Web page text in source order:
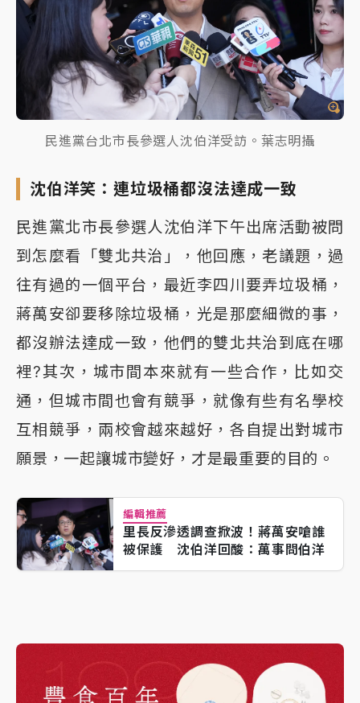
民進黨台北市長參選人沈伯洋受訪。葉志明攝
沈伯洋笑：連垃圾桶都沒法達成一致
民進黨北市長參選人沈伯洋下午出席活動被問
到怎麼看「雙北共治」，他回應，老議題，過
往有過的一個平台，最近李四川要弄垃圾桶，
蔣萬安卻要移除垃圾桶，光是那麼細微的事，
都沒辦法達成一致，他們的雙北共治到底在哪
裡?其次，城市間本來就有一些合作，比如交
通，但城市間也會有競爭，就像有些有名學校
互相競爭，兩校會越來越好，各自提出對城市
願景，一起讓城市變好，才是最重要的目的。
編輯推薦
里長反滲透調查掀波！蔣萬安嗆誰
被保護 沈伯洋回酸：萬事問伯洋